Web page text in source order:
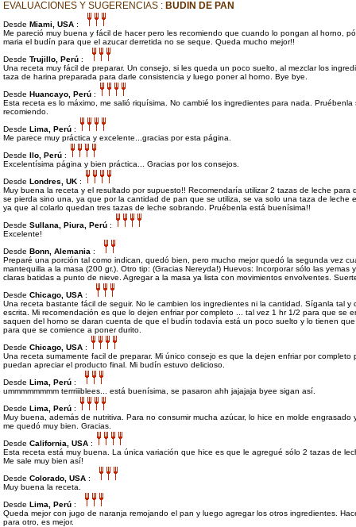
EVALUACIONES Y SUGERENCIAS : BUDIN DE PAN
Desde Miami, USA :
Me pareció muy buena y fácil de hacer pero les recomiendo que cuando lo pongan al horno,
maria el budín para que el azucar derretida no se seque. Queda mucho mejor!!
Desde Trujillo, Perú :
Una receta muy fácil de preparar. Un consejo, si les queda un poco suelto, al mezclar los
taza de harina preparada para darle consistencia y luego poner al horno. Bye bye.
Desde Huancayo, Perú :
Esta receta es lo máximo, me salió riquísima. No cambié los ingredientes para nada. Pruébenla
recomiendo.
Desde Lima, Perú :
Me parece muy práctica y excelente...gracias por esta página.
Desde Ilo, Perú :
Excelentísima página y bien práctica... Gracias por los consejos.
Desde Londres, UK :
Muy buena la receta y el resultado por supuesto!! Recomendaría utilizar 2 tazas de leche para
se pierda sino una, ya que por la cantidad de pan que se utiliza, se va solo una taza de leche
ya que al colarlo quedan tres tazas de leche sobrando. Pruébenla está buenísima!!
Desde Sullana, Piura, Perú :
Excelente!
Desde Bonn, Alemania :
Preparé una porción tal como indican, quedó bien, pero mucho mejor quedó la segunda vez
mantequilla a la masa (200 gr.). Otro tip: (Gracias Nereyda!) Huevos: Incorporar sólo las yemas
claras batidas a punto de nieve. Agregar a la masa ya lista con movimientos envolventes.
Desde Chicago, USA :
Una receta bastante fácil de seguir. No le cambien los ingredientes ni la cantidad. Síganla tal y
escrita. Mi recomendación es que lo dejen enfriar por completo ... tal vez 1 hr 1/2 para que se
saquen del horno se daran cuenta de que el budín todavía está un poco suelto y lo tienen
para que se comience a poner durito.
Desde Chicago, USA :
Una receta sumamente facil de preparar. Mi único consejo es que la dejen enfriar por completo
puedan apreciar el producto final. Mi budín estuvo delicioso.
Desde Lima, Perú :
ummmmmmmm terrriiiblees... está buenísima, se pasaron ahh jajajaja byee sigan así.
Desde Lima, Perú :
Muy buena, además de nutritiva. Para no consumir mucha azúcar, lo hice en molde engrasado
me quedó muy bien. Gracias.
Desde California, USA :
Esta receta está muy buena. La única variación que hice es que le agregué sólo 2 tazas de
Me sale muy bien así!
Desde Colorado, USA :
Muy buena la receta.
Desde Lima, Perú :
Queda mejor con jugo de naranja remojando el pan y luego agregar los otros ingredientes.
para otro, es mejor.